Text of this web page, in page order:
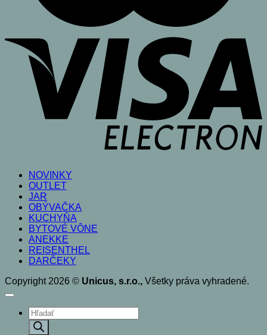
NOVINKY
OUTLET
JAR
OBÝVAČKA
KUCHYŇA
BYTOVÉ VÔNE
ANEKKE
REISENTHEL
DARČEKY
Copyright 2026 © Unicus, s.r.o., Všetky práva vyhradené.
Products
search